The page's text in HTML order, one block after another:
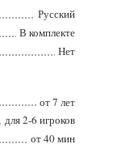
Русский
В комплекте
Нет
от 7 лет
для 2-6 игроков
от 40 мин